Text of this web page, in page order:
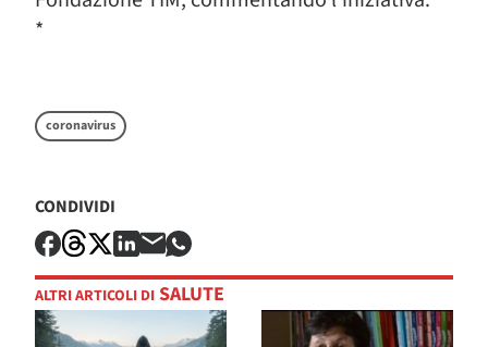
*
coronavirus
CONDIVIDI
ALTRI ARTICOLI DI SALUTE